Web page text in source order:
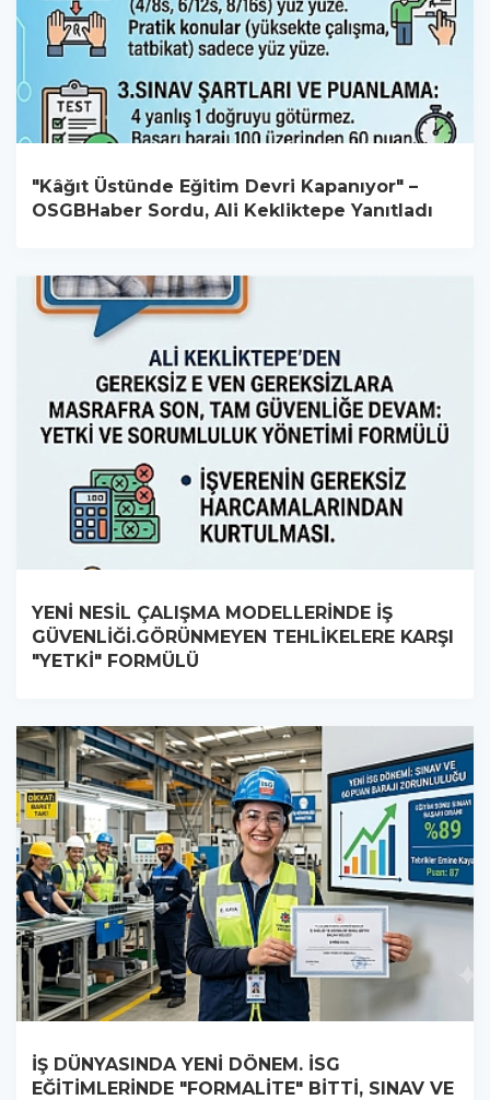
"Kâğıt Üstünde Eğitim Devri Kapanıyor" –
OSGBHaber Sordu, Ali Kekliktepe Yanıtladı
YENİ NESİL ÇALIŞMA MODELLERİNDE İŞ
GÜVENLİĞİ.GÖRÜNMEYEN TEHLİKELERE KARŞI
"YETKİ" FORMÜLÜ
İŞ DÜNYASINDA YENİ DÖNEM. İSG
EĞİTİMLERİNDE "FORMALİTE" BİTTİ, SINAV VE